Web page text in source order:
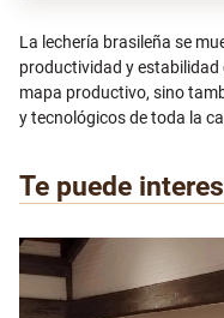
La lechería brasileña se
productividad y estabilidad
mapa productivo, sino
y tecnológicos de toda la
Te puede